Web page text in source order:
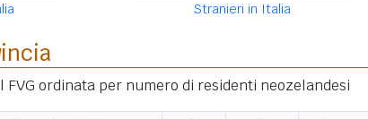
Stranieri in Italia
ordinata per numero di residenti neozelandesi